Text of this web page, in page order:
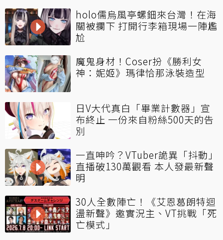
holo儒烏風亭螺鈿來台灣！在海
關被攔下 打開行李箱現場一陣尷
尬
魔鬼身材！Coser扮《勝利女
神：妮姬》瑪律恰那泳裝造型
日V大代真白「畢業計數器」宣
布終止 一份來自粉絲500天的告
別
一直呻吟？VTuber詭異「抖動」
直播破130萬觀看 本人發最新聲
明
30人全數陣亡！《艾恩葛朗特迴
盪新聲》邀實況主、VT挑戰「死
亡模式」